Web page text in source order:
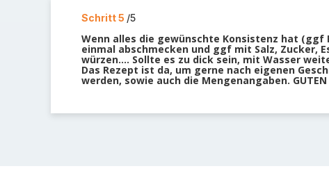
Schritt 5 /5
Wenn alles die gewünschte Konsistenz hat (ggf
einmal abschmecken und ggf mit Salz, Zucker,
würzen.... Sollte es zu dick sein, mit Wasser
Das Rezept ist da, um gerne nach eigenen
werden, sowie auch die Mengenangaben. GUTEN